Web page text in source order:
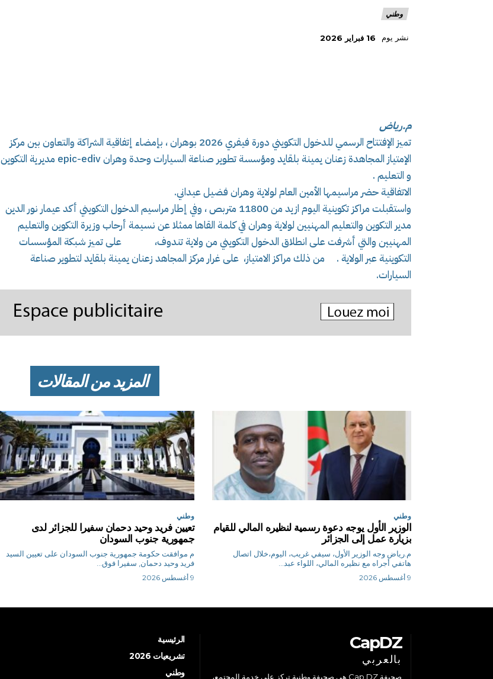
وطني
نشر يوم 16 فبراير 2026
م.رياض
تميز الإفتتاح الرسمي للدخول التكويني دورة فيفري 2026 بوهران ، بإمضاء إتفاقية الشراكة والتعاون بين مركز
الإمتياز المجاهدة زعنان يمينة بلقايد ومؤسسة تطوير صناعة السيارات وحدة وهران epic-ediv مديرية التكوين
و التعليم .
الاتفاقية حضر مراسيمها الأمين العام لولاية وهران فضيل عيداني.
واستقبلت مراكز تكوينية اليوم ازيد من 11800 متربص ، وفي إطار مراسيم الدخول التكويني أكد عيمار نور الدين
مدير التكوين والتعليم المهنيين لولاية وهران في كلمة القاها ممثلا عن نسيمة أرحاب وزيرة التكوين والتعليم
المهنيين والتي أشرفت على انطلاق الدخول التكويني من ولاية تندوف، على تميز شبكة المؤسسات
التكوينية عبر الولاية . من ذلك مراكز الامتياز، على غرار مركز المجاهد زعنان يمينة بلقايد لتطوير صناعة
السيارات.
المزيد من المقالات
وطني
الوزير الأول يوجه دعوة رسمية لنظيره المالي للقيام
بزيارة عمل إلى الجزائر
م.رياض وجه الوزير الأول، سيفي غريب، اليوم،خلال اتصال
هاتفي أجراه مع نظيره المالي، اللواء عبد...
9 أغسطس 2026
وطني
تعيين فريد وحيد دحمان سفيرا للجزائر لدى
جمهورية جنوب السودان
م موافقت حكومة جمهورية جنوب السودان على تعيين السيد
فريد وحيد دحمان, سفيرا فوق...
9 أغسطس 2026
CapDZ
بالعربي
صحيفة Cap DZ هي صحيفة وطنية تركز على خدمة المجتمع،
الرئيسية
تشريعيات 2026
وطني